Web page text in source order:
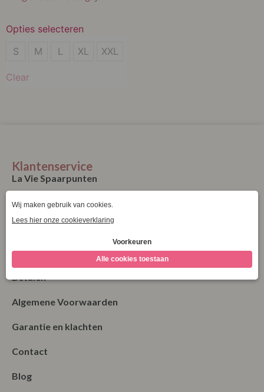
Opties selecteren
S
M
S M L XL XXL
Clear
Klantenservice
La Vie Spaarpunten
Verzending & Levering
Retourneren
Bestellen
Algemene Voorwaarden
Garantie en klachten
Contact
Blog